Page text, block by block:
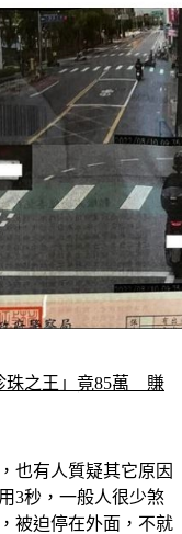
之王」竟85萬　賺
也有人質疑其它原因
3秒，一般人很少煞
被迫停在外面，不就